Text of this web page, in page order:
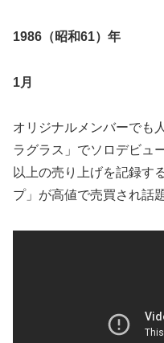
1986（昭和61）年
1月
オリジナルメンバーでも
ラグラス」でソロデビュ
以上の売り上げを記録す
プ」が高値で売買され話